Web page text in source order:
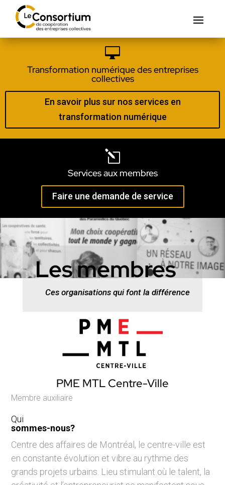

Transformation numérique des entreprises
collectives
En savoir plus sur nos services en
transformation numérique
l
Services aux membres
Faire une demande de service
Les membres
Ces organisations qui font la différence
PME MTL Centre-Ville
Membre auxiliaire
Qui
sommes-nous?
Centre des affaires de Montréal, le centre-ville est
en constante évolution et vibre au rythme des
grands projets urbains. Lieu stimulant où le talent, la